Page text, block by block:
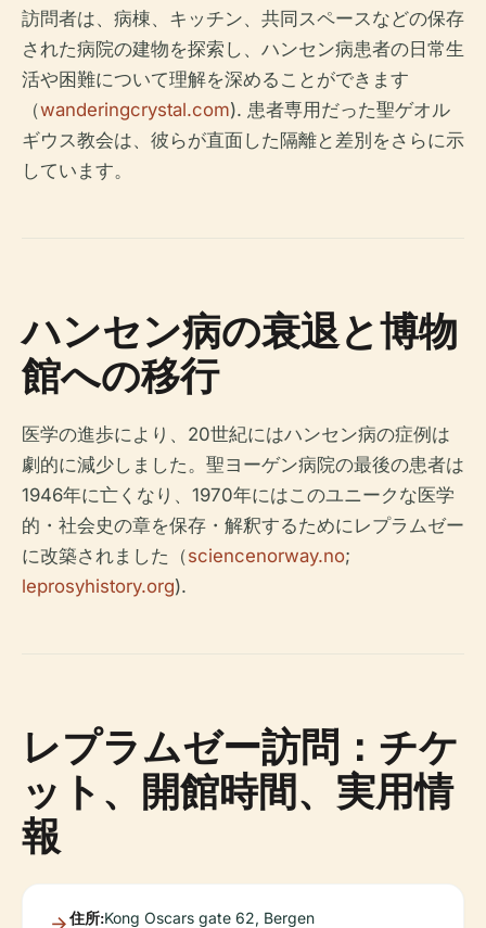
訪問者は、病棟、キッチン、共同スペースなどの保存
された病院の建物を探索し、ハンセン病患者の日常生
活や困難について理解を深めることができます
（wanderingcrystal.com). 患者専用だった聖ゲオル
ギウス教会は、彼らが直面した隔離と差別をさらに示
しています。
ハンセン病の衰退と博物
館への移行
医学の進歩により、20世紀にはハンセン病の症例は
劇的に減少しました。聖ヨーゲン病院の最後の患者は
1946年に亡くなり、1970年にはこのユニークな医学
的・社会史の章を保存・解釈するためにレプラムゼー
に改築されました（sciencenorway.no;
leprosyhistory.org).
レプラムゼー訪問：チケ
ット、開館時間、実用情
報
住所:Kong Oscars gate 62, Bergen